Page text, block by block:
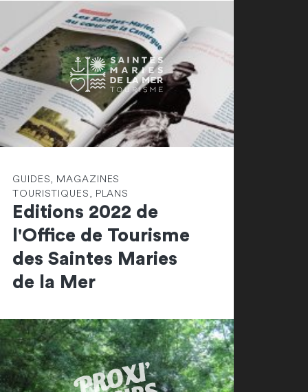
GUIDES, MAGAZINES
TOURISTIQUES, PLANS
Editions 2022 de
l'Office de Tourisme
des Saintes Maries
de la Mer